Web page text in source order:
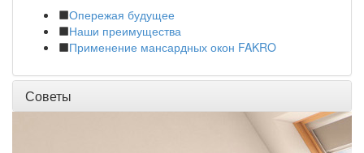
Опережая будущее
Наши преимущества
Применение мансардных окон FAKRO
Советы